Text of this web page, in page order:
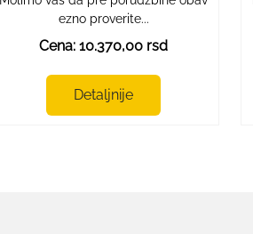
ezno proverite...
Cena: 10.370,00 rsd
Detaljnije